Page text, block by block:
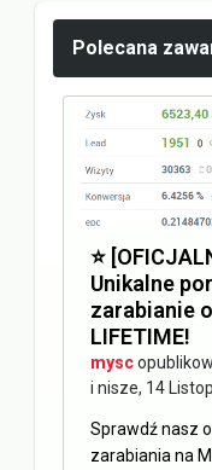
Polecana
⭐️
Unikalne
zarabianie
LIFETIME!
mysc
i nisze, 14
Sprawdź nasz
zarabiania na